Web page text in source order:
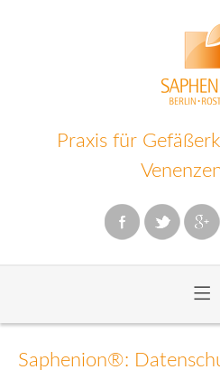
Praxis für
≡
Inhalt
Saphenion®: